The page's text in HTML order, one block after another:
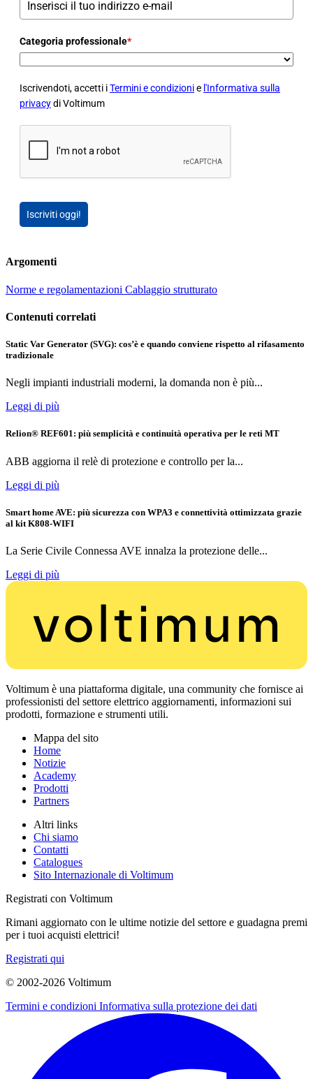
Categoria professionale*
Iscrivendoti, accetti iTermini e condizionie l'Informativa sulla
privacydi Voltimum
Iscriviti oggi!
Argomenti
Norme e regolamentazioni Cablaggio strutturato
Contenuti correlati
Static Var Generator (SVG): cos’è e quando conviene rispetto al rifasamento
tradizionale
Negli impianti industriali moderni, la domanda non è più...
Leggi di più
Relion® REF601: più semplicità e continuità operativa per le reti MT
ABB aggiorna il relè di protezione e controllo per la...
Leggi di più
Smart home AVE: più sicurezza con WPA3 e connettività ottimizzata grazie
al kit K808-WIFI
La Serie Civile Connessa AVE innalza la protezione delle...
Leggi di più
Voltimum è una piattaforma digitale, una community che fornisce ai
professionisti del settore elettrico aggiornamenti, informazioni sui
prodotti, formazione e strumenti utili.
Mappa del sito
Home
Notizie
Academy
Prodotti
Partners
Altri links
Chi siamo
Contatti
Catalogues
Sito Internazionale di Voltimum
Registrati con Voltimum
Rimani aggiornato con le ultime notizie del settore e guadagna premi
per i tuoi acquisti elettrici!
Registrati qui
© 2002-2026 Voltimum
Termini e condizioni Informativa sulla protezione dei dati